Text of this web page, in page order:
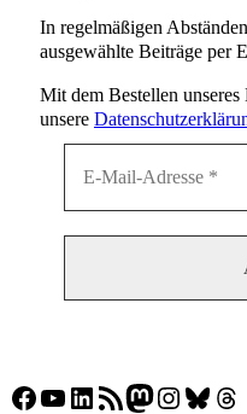
In regelmäßigen
ausgewählte Beiträge per
Mit dem Bestellen
unsere
Facebook
YouTube
LinkedIn
RSS-FeedMastodon